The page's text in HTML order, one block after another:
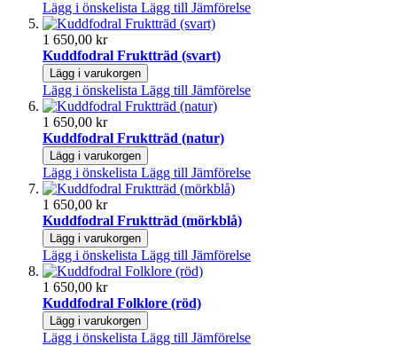
Lägg i önskelista Lägg till Jämförelse
1 650,00 kr
Kuddfodral Fruktträd (svart)
Lägg i varukorgen
Lägg i önskelista Lägg till Jämförelse
1 650,00 kr
Kuddfodral Fruktträd (natur)
Lägg i varukorgen
Lägg i önskelista Lägg till Jämförelse
1 650,00 kr
Kuddfodral Fruktträd (mörkblå)
Lägg i varukorgen
Lägg i önskelista Lägg till Jämförelse
1 650,00 kr
Kuddfodral Folklore (röd)
Lägg i varukorgen
Lägg i önskelista Lägg till Jämförelse